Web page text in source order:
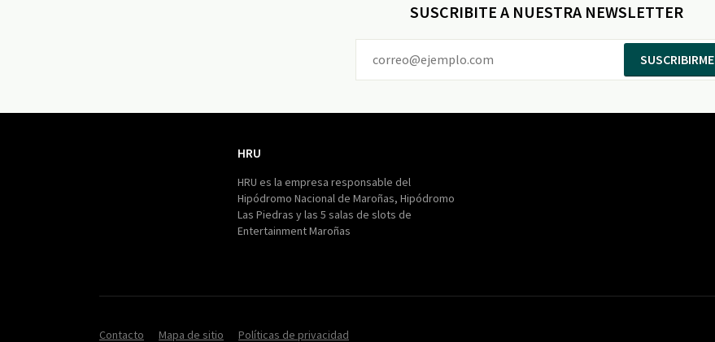
SUSCRIBITE A NUESTRA NEWSLETTER
SUSCRIBIRME
HRU
HRU es la empresa responsable del
Hipódromo Nacional de Maroñas, Hipódromo
Las Piedras y las 5 salas de slots de
Entertainment Maroñas
Contacto Mapa de sitio Políticas de privacidad